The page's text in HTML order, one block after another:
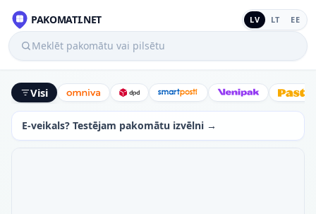
PAKOMATI.NET LV LT EE
Meklēt pakomātu vai pilsētu
Visi Omniva DPD SmartPostiVenipak
E-veikals? Testējam pakomātu izvēlni →